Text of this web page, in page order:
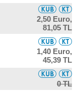
2,50 Euro,
81,05 TL
1,40 Euro,
45,39 TL
0 TL